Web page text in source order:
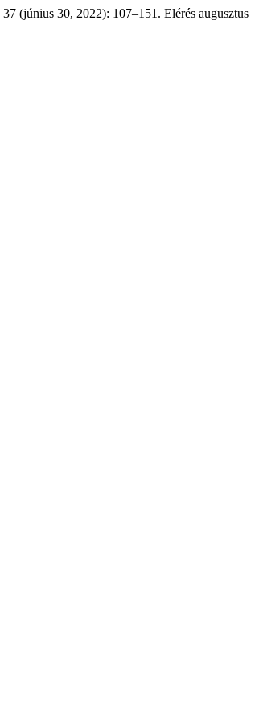
37 (június 30, 2022): 107–151. Elérés augusztus